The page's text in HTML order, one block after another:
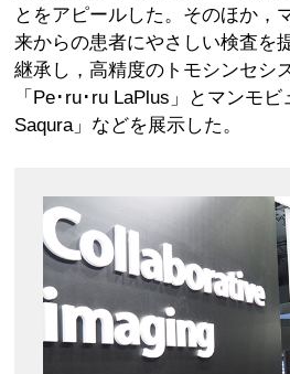
とをアピールした。そのほか，
来からの患者にやさしい検査を
継承し，高精度のトモシンセシ
「Pe･ru･ru LaPlus」とマンモ
Saqura」などを展示した。